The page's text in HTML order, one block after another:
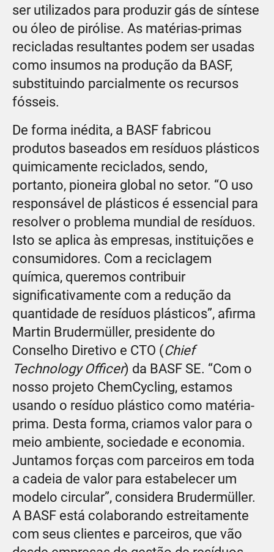
ser utilizados para produzir gás de síntese
ou óleo de pirólise. As matérias-primas
recicladas resultantes podem ser usadas
como insumos na produção da BASF,
substituindo parcialmente os recursos
fósseis.
De forma inédita, a BASF fabricou
produtos baseados em resíduos plásticos
quimicamente reciclados, sendo,
portanto, pioneira global no setor. “O uso
responsável de plásticos é essencial para
resolver o problema mundial de resíduos.
Isto se aplica às empresas, instituições e
consumidores. Com a reciclagem
química, queremos contribuir
significativamente com a redução da
quantidade de resíduos plásticos”, afirma
Martin Brudermüller, presidente do
Conselho Diretivo e CTO (Chief
Technology Officer) da BASF SE. “Com o
nosso projeto ChemCycling, estamos
usando o resíduo plástico como matéria-
prima. Desta forma, criamos valor para o
meio ambiente, sociedade e economia.
Juntamos forças com parceiros em toda
a cadeia de valor para estabelecer um
modelo circular”, considera Brudermüller.
A BASF está colaborando estreitamente
com seus clientes e parceiros, que vão